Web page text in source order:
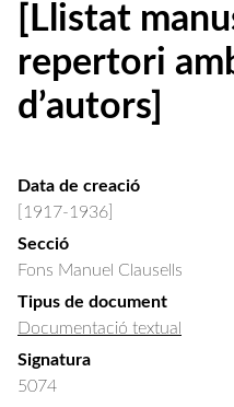
[Llistat
repertori
d’autors]
Data de creació
[1917-1936]
Secció
Fons Manuel Clausells
Tipus de document
Documentació textual
Signatura
5074